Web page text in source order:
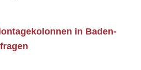
in Baden-